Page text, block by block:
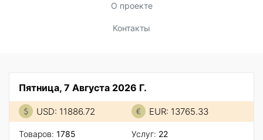
О проекте
Контакты
Пятница, 7 Августа 2026 Г.
USD: 11886.72 EUR: 13765.33
Товаров: 1785
Услуг: 22